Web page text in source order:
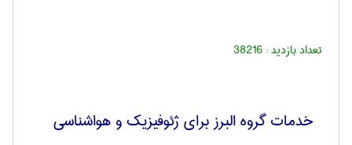
تعداد بازدید :38216
خدمات گروه البرز برای ژئوفيزيك و هواشناسی